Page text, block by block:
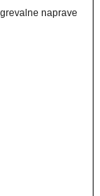
naprave